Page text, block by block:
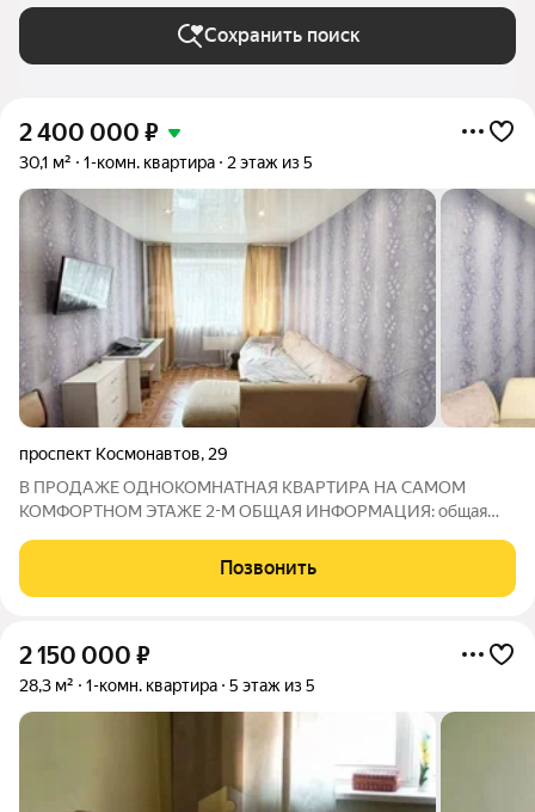
Сохранить поиск
2 400 000 ₽
30,1 м² 1-комн. квартира 2 этаж из 5
проспект Космонавтов, 29
В ПРОДАЖЕ ОДНОКОМНАТНАЯ КВАРТИРА НА САМОМ
КОМФОРТНОМ ЭТАЖЕ 2-М ОБЩАЯ ИНФОРМАЦИЯ: общая
косметический ремонт: натяжной потолок напольное
покрытие -линолеум санузел совмещен в кафеле сантехника и
Позвонить
2 150 000 ₽
28,3 м² 1-комн. квартира 5 этаж из 5